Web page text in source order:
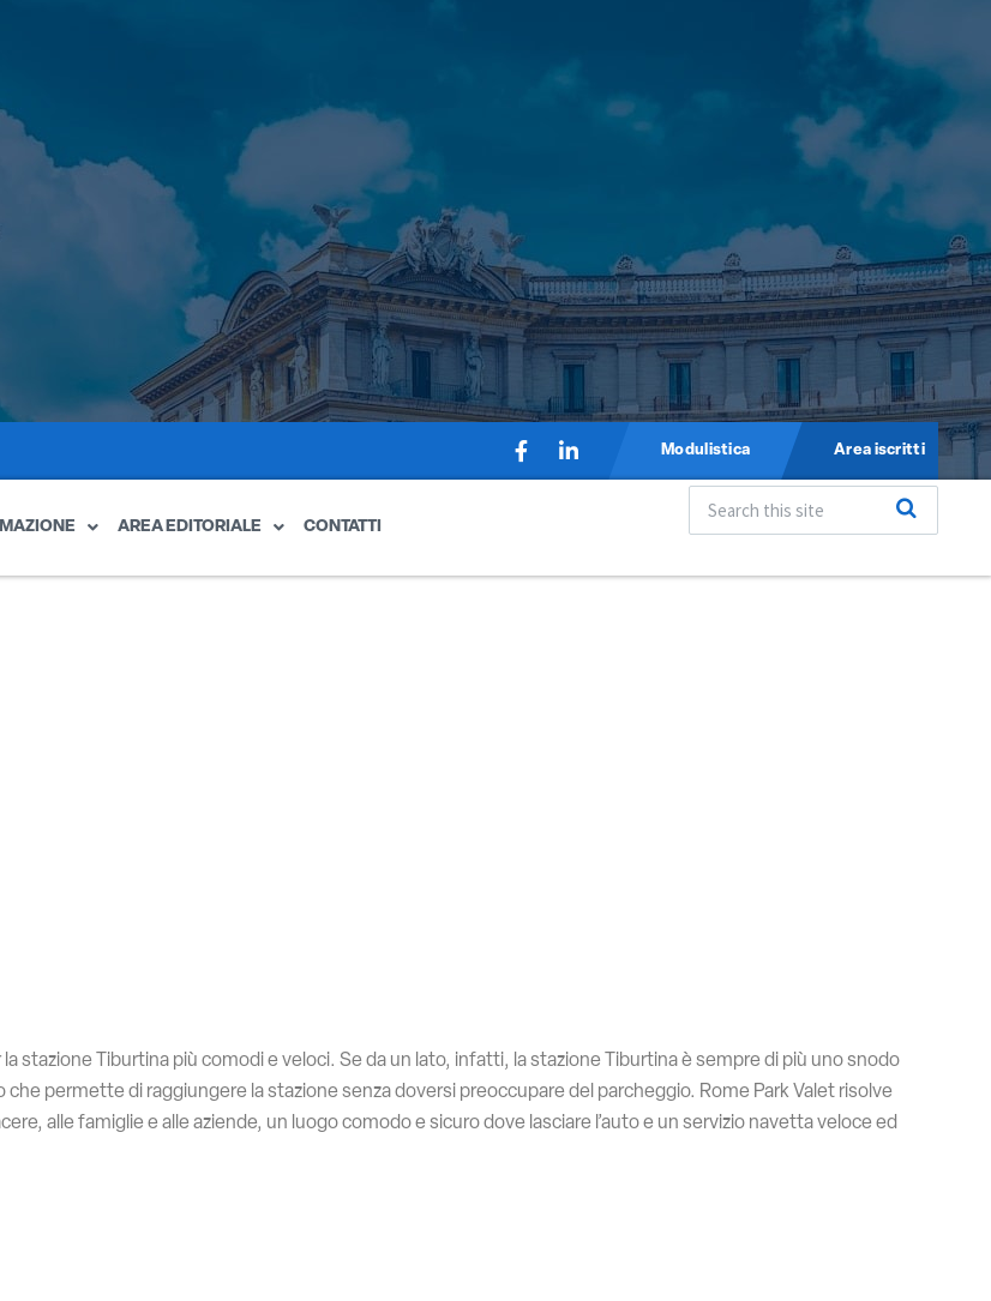
Modulistica Area iscritti
AREA EDITORIALE CONTATTI
stazione Tiburtina più comodi e veloci. Se da un lato, infatti, la stazione Tiburtina è sempre di più uno snodo
permette di raggiungere la stazione senza doversi preoccupare del parcheggio. Rome Park Valet risolve
alle famiglie e alle aziende, un luogo comodo e sicuro dove lasciare l’auto e un servizio navetta veloce ed